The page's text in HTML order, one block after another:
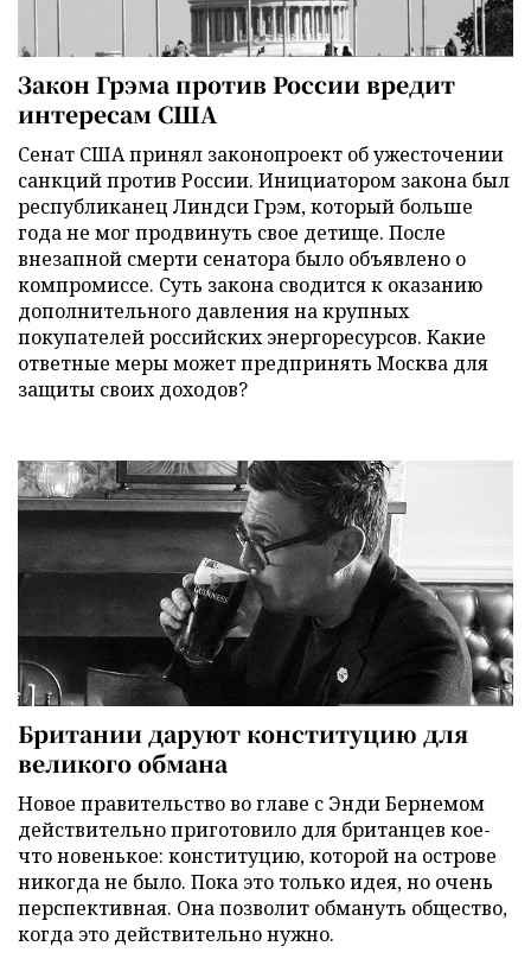
Закон Грэма против России вредит
интересам США
Сенат США принял законопроект об ужесточении
санкций против России. Инициатором закона был
республиканец Линдси Грэм, который больше
года не мог продвинуть свое детище. После
внезапной смерти сенатора было объявлено о
компромиссе. Суть закона сводится к оказанию
дополнительного давления на крупных
покупателей российских энергоресурсов. Какие
ответные меры может предпринять Москва для
защиты своих доходов?
Британии даруют конституцию для
великого обмана
Новое правительство во главе с Энди Бернемом
действительно приготовило для британцев кое-
что новенькое: конституцию, которой на острове
никогда не было. Пока это только идея, но очень
перспективная. Она позволит обмануть общество,
когда это действительно нужно.